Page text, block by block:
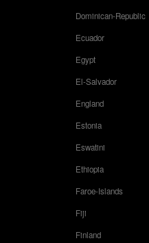
Dominican-Republic
Ecuador
Egypt
El-Salvador
England
Estonia
Eswatini
Ethiopia
Faroe-Islands
Fiji
Finland